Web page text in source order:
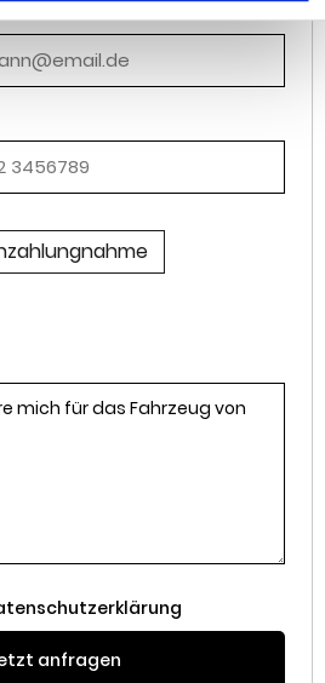
anfragen